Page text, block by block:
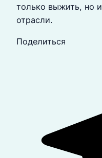
только выжить, но
отрасли.
Поделиться